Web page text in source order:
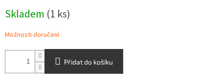
cena:
Skladem (1 ks)
Možnosti doručení
Přidat do košíku